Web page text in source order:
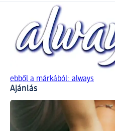
ebből a márkából: always
Ajánlás